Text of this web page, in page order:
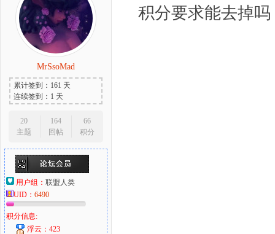
MrSsoMad
累计签到：161 天
连续签到：1 天
20
主题
164
回帖
66
积分
用户组： 联盟人类
UID： 6490
积分信息:
浮云：423
积分要求能去掉